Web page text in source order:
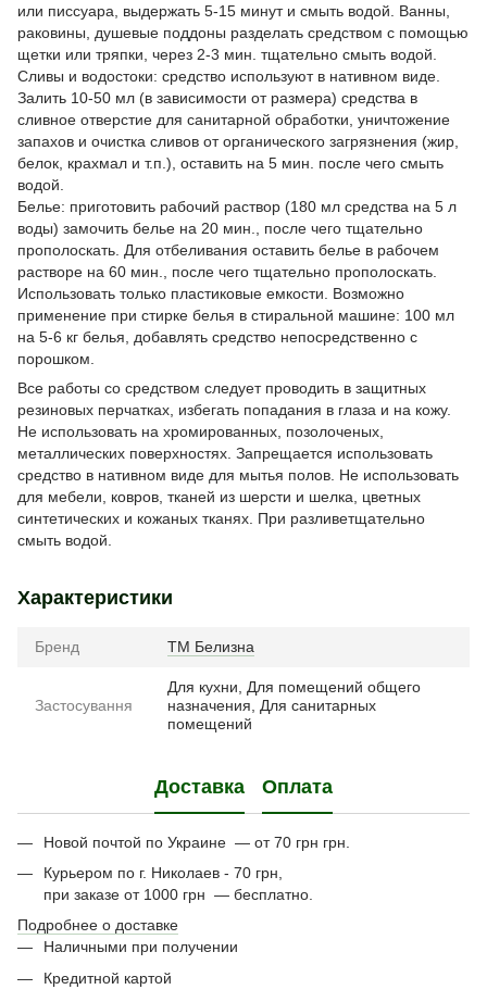
или писсуара, выдержать 5-15 минут и смыть водой. Ванны,
раковины, душевые поддоны разделать средством с помощью
щетки или тряпки, через 2-3 мин. тщательно смыть водой.
Сливы и водостоки: средство используют в нативном виде.
Залить 10-50 мл (в зависимости от размера) средства в
сливное отверстие для санитарной обработки, уничтожение
запахов и очистка сливов от органического загрязнения (жир,
белок, крахмал и т.п.), оставить на 5 мин. после чего смыть
водой.
Белье: приготовить рабочий раствор (180 мл средства на 5 л
воды) замочить белье на 20 мин., после чего тщательно
прополоскать. Для отбеливания оставить белье в рабочем
растворе на 60 мин., после чего тщательно прополоскать.
Использовать только пластиковые емкости. Возможно
применение при стирке белья в стиральной машине: 100 мл
на 5-6 кг белья, добавлять средство непосредственно с
порошком.
Все работы со средством следует проводить в защитных
резиновых перчатках, избегать попадания в глаза и на кожу.
Не использовать на хромированных, позолоченых,
металлических поверхностях. Запрещается использовать
средство в нативном виде для мытья полов. Не использовать
для мебели, ковров, тканей из шерсти и шелка, цветных
синтетических и кожаных тканях. При разливетщательно
смыть водой.
Характеристики
Бренд ТМ Белизна
Застосування
Для кухни, Для помещений общего
назначения, Для санитарных
помещений
Доставка Оплата
Новой почтой по Украине — от 70 грн грн.
Курьером по г. Николаев - 70 грн,
при заказе от 1000 грн — бесплатно.
Подробнее о доставке
Наличными при получении
Кредитной картой